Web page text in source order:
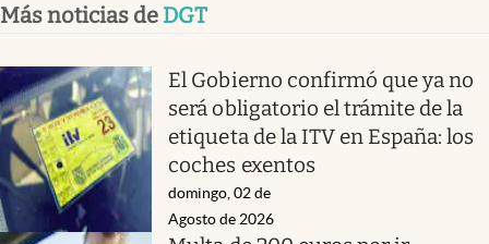
Más noticias de DGT
El Gobierno confirmó que ya no
será obligatorio el trámite de la
etiqueta de la ITV en España: los
coches exentos
domingo, 02 de
Agosto de 2026